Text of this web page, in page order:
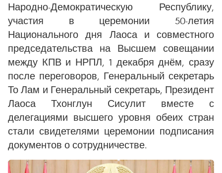
Народно-Демократическую Республику,
участия в церемонии 50-летия
Национального дня Лаоса и совместного
председательства на Высшем совещании
между КПВ и НРПЛ, 1 декабря днём, сразу
после переговоров, Генеральный секретарь
То Лам и Генеральный секретарь, Президент
Лаоса Тхонглун Сисулит вместе с
делегациями высшего уровня обеих стран
стали свидетелями церемонии подписания
документов о сотрудничестве.